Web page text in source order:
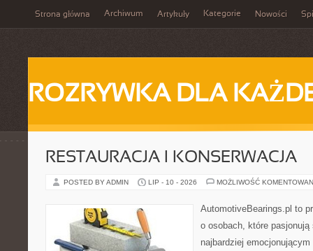
Strona główna Archiwum Artykuły Kategorie Nowości
ROZRYWKA DLA
RESTAURACJA I KONSERWACJA
POSTED BY ADMIN LIP - 10 - 2026 MOŻLIWOŚĆ
AutomotiveBearings.pl to
o osobach, które
najbardziej